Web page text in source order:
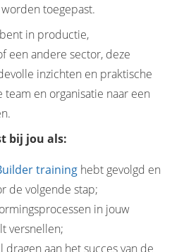
toegepast.
in productie,
een andere sector, deze
inzichten en praktische
en organisatie naar een
bij jou als:
training hebt gevolgd en
de volgende stap;
in jouw
versnellen;
aan het succes van de